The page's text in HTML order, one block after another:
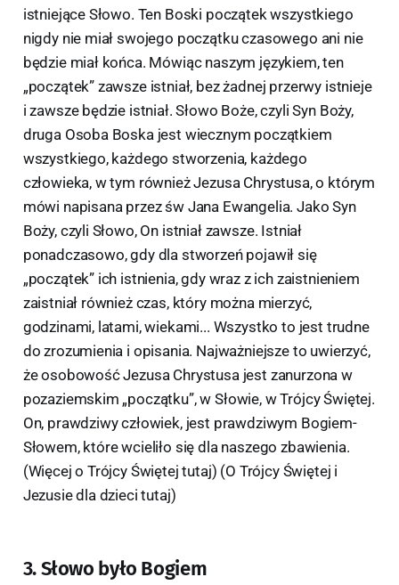
istniejące Słowo. Ten Boski początek wszystkiego
nigdy nie miał swojego początku czasowego ani nie
będzie miał końca. Mówiąc naszym językiem, ten
„początek” zawsze istniał, bez żadnej przerwy istnieje
i zawsze będzie istniał. Słowo Boże, czyli Syn Boży,
druga Osoba Boska jest wiecznym początkiem
wszystkiego, każdego stworzenia, każdego
człowieka, w tym również Jezusa Chrystusa, o którym
mówi napisana przez św Jana Ewangelia. Jako Syn
Boży, czyli Słowo, On istniał zawsze. Istniał
ponadczasowo, gdy dla stworzeń pojawił się
„początek” ich istnienia, gdy wraz z ich zaistnieniem
zaistniał również czas, który można mierzyć,
godzinami, latami, wiekami... Wszystko to jest trudne
do zrozumienia i opisania. Najważniejsze to uwierzyć,
że osobowość Jezusa Chrystusa jest zanurzona w
pozaziemskim „początku”, w Słowie, w Trójcy Świętej.
On, prawdziwy człowiek, jest prawdziwym Bogiem-
Słowem, które wcieliło się dla naszego zbawienia.
(Więcej o Trójcy Świętej tutaj) (O Trójcy Świętej i
Jezusie dla dzieci tutaj)
3. Słowo było Bogiem